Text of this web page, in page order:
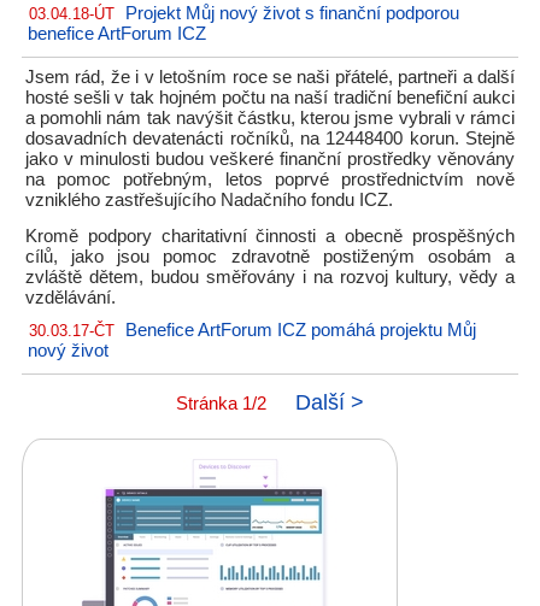
03.04.18-ÚT
Projekt Můj nový život s finanční podporou
benefice ArtForum ICZ
Jsem rád, že i v letošním roce se naši přátelé, partneři a další
hosté sešli v tak hojném počtu na naší tradiční benefiční aukci
a pomohli nám tak navýšit částku, kterou jsme vybrali v rámci
dosavadních devatenácti ročníků, na 12448400 korun. Stejně
jako v minulosti budou veškeré finanční prostředky věnovány
na pomoc potřebným, letos poprvé prostřednictvím nově
vzniklého zastřešujícího Nadačního fondu ICZ.
Kromě podpory charitativní činnosti a obecně prospěšných
cílů, jako jsou pomoc zdravotně postiženým osobám a
zvláště dětem, budou směřovány i na rozvoj kultury, vědy a
vzdělávání.
30.03.17-ČT
Benefice ArtForum ICZ pomáhá projektu Můj
nový život
Stránka 1/2 Další >